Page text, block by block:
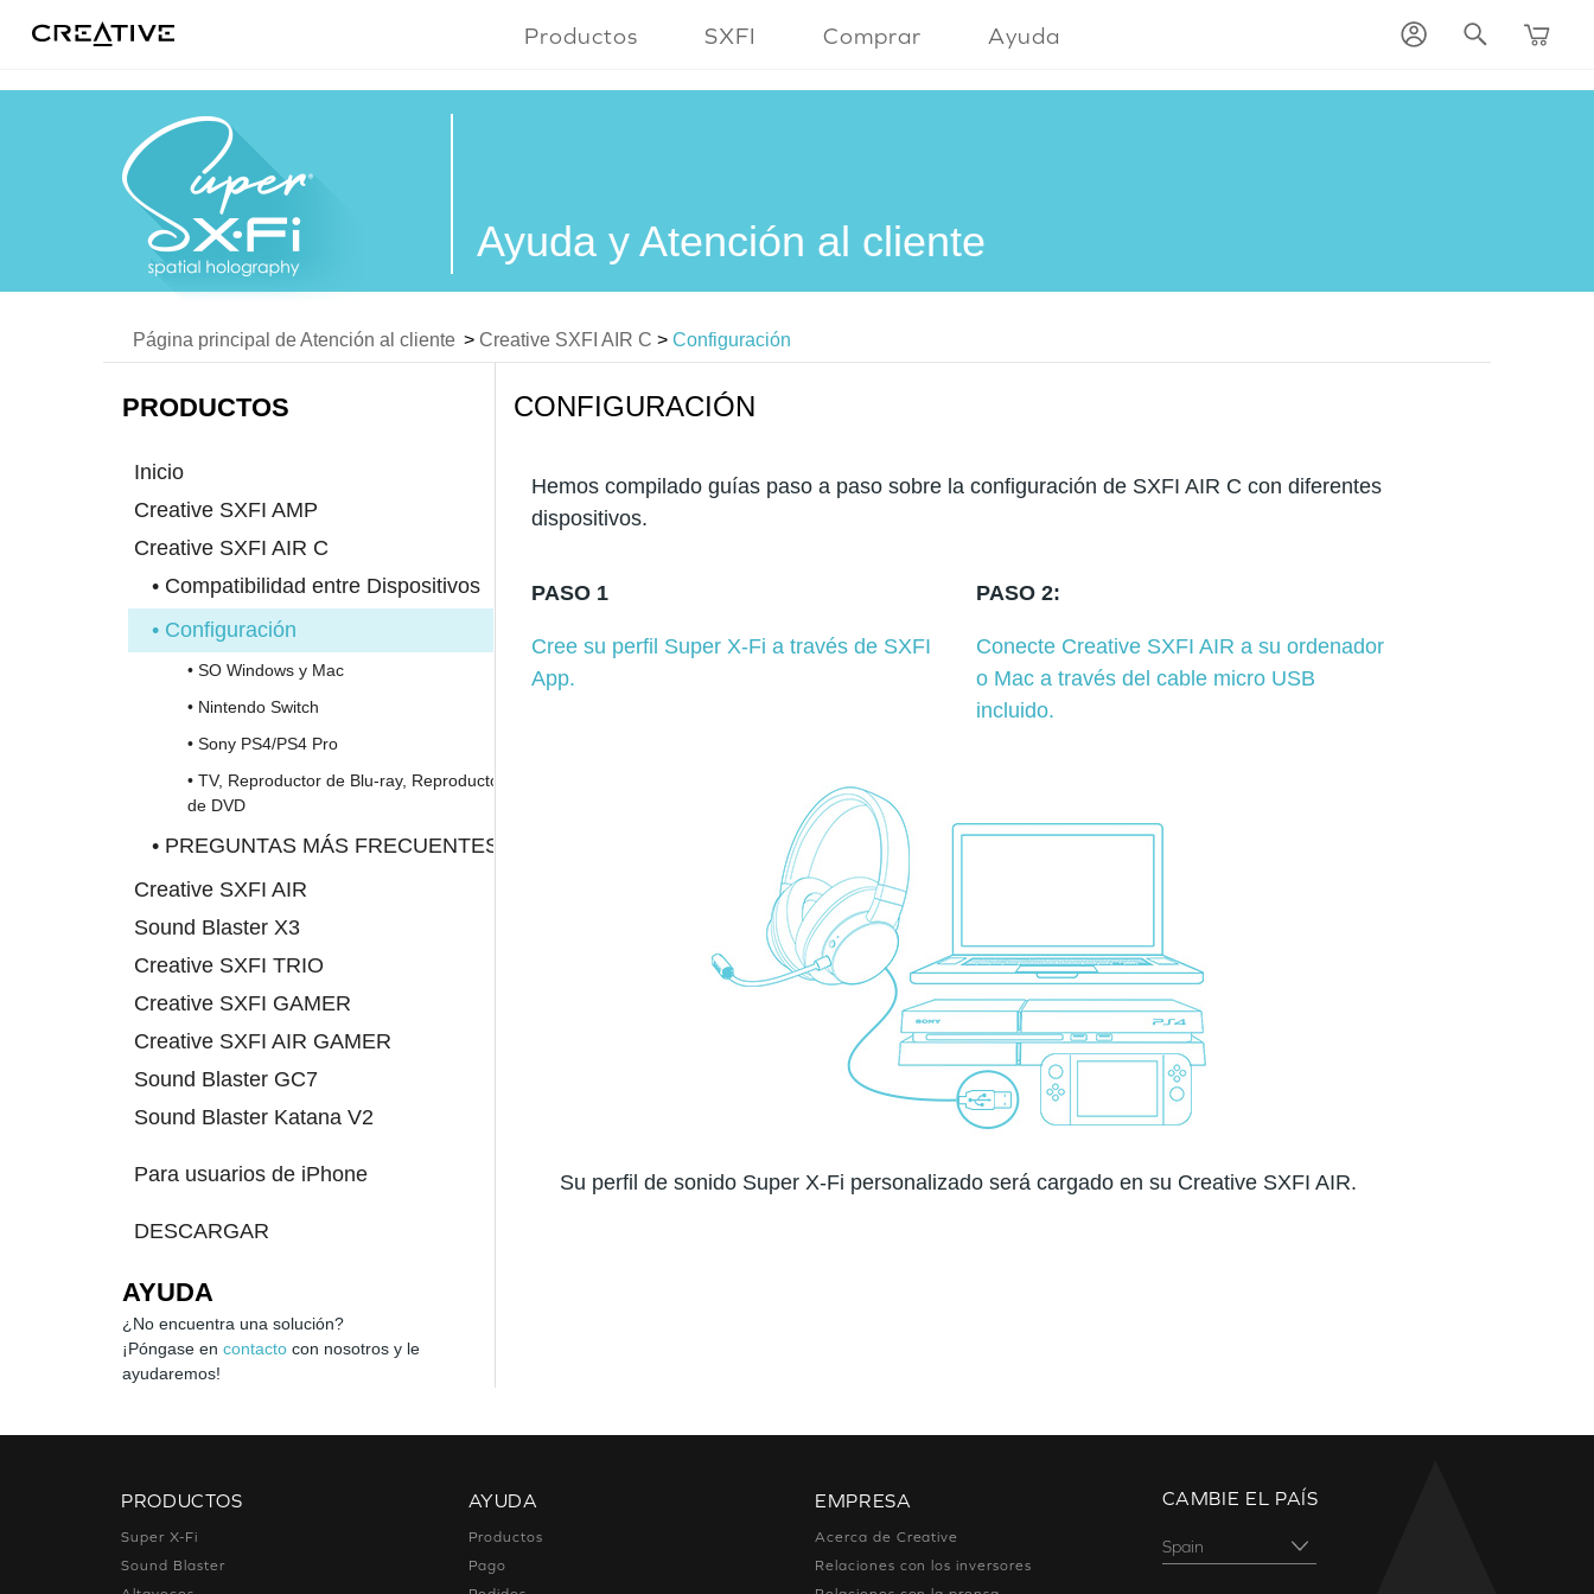
Productos SXFI Comprar Ayuda
Ayuda y Atención al cliente
Página principal de Atención al cliente > Creative SXFI AIR C > Configuración
PRODUCTOS
Inicio
Creative SXFI AMP
Creative SXFI AIR C
• Compatibilidad entre Dispositivos
• Configuración
• SO Windows y Mac
• Nintendo Switch
• Sony PS4/PS4 Pro
• TV, Reproductor de Blu-ray, Reproductor
de DVD
• PREGUNTAS MÁS FRECUENTES
Creative SXFI AIR
Sound Blaster X3
Creative SXFI TRIO
Creative SXFI GAMER
Creative SXFI AIR GAMER
Sound Blaster GC7
Sound Blaster Katana V2
Para usuarios de iPhone
DESCARGAR
AYUDA
¿No encuentra una solución?
¡Póngase en contacto con nosotros y le
ayudaremos!
CONFIGURACIÓN
Hemos compilado guías paso a paso sobre la configuración de SXFI AIR C con diferentes
dispositivos.
PASO 1
Cree su perfil Super X-Fi a través de SXFI
App.
PASO 2:
Conecte Creative SXFI AIR a su ordenador
o Mac a través del cable micro USB
incluido.
Su perfil de sonido Super X-Fi personalizado será cargado en su Creative SXFI AIR.
PRODUCTOS
Super X-Fi
Sound Blaster
AYUDA
Productos
Pago
EMPRESA
Acerca de Creative
Relaciones con los inversores
CAMBIE EL PAÍS